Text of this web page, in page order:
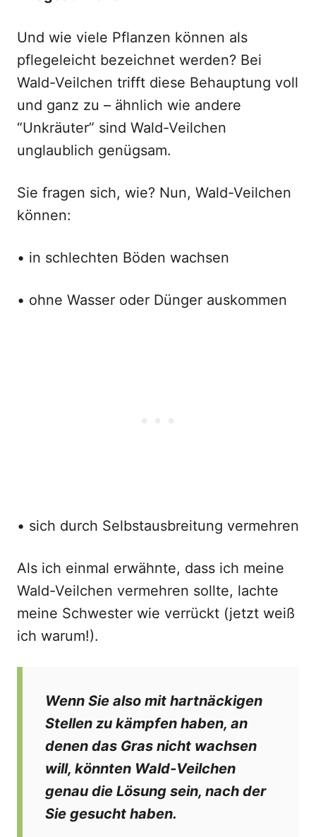
Und wie viele Pflanzen können als
pflegeleicht bezeichnet werden? Bei
Wald-Veilchen trifft diese Behauptung voll
und ganz zu – ähnlich wie andere
“Unkräuter” sind Wald-Veilchen
unglaublich genügsam.
Sie fragen sich, wie? Nun, Wald-Veilchen
können:
• in schlechten Böden wachsen
• ohne Wasser oder Dünger auskommen
• sich durch Selbstausbreitung vermehren
Als ich einmal erwähnte, dass ich meine
Wald-Veilchen vermehren sollte, lachte
meine Schwester wie verrückt (jetzt weiß
ich warum!).
Wenn Sie also mit hartnäckigen
Stellen zu kämpfen haben, an
denen das Gras nicht wachsen
will, könnten Wald-Veilchen
genau die Lösung sein, nach der
Sie gesucht haben.